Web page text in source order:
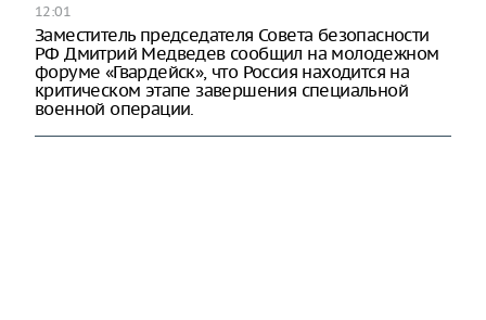
12:01
Заместитель председателя Совета безопасности
РФ Дмитрий Медведев сообщил на молодежном
форуме «Гвардейск», что Россия находится на
критическом этапе завершения специальной
военной операции.